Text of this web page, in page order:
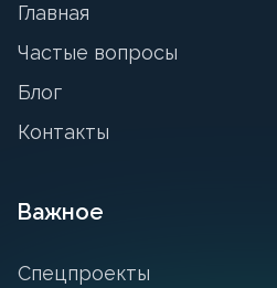
Главная
Частые вопросы
Блог
Контакты
Важное
Спецпроекты